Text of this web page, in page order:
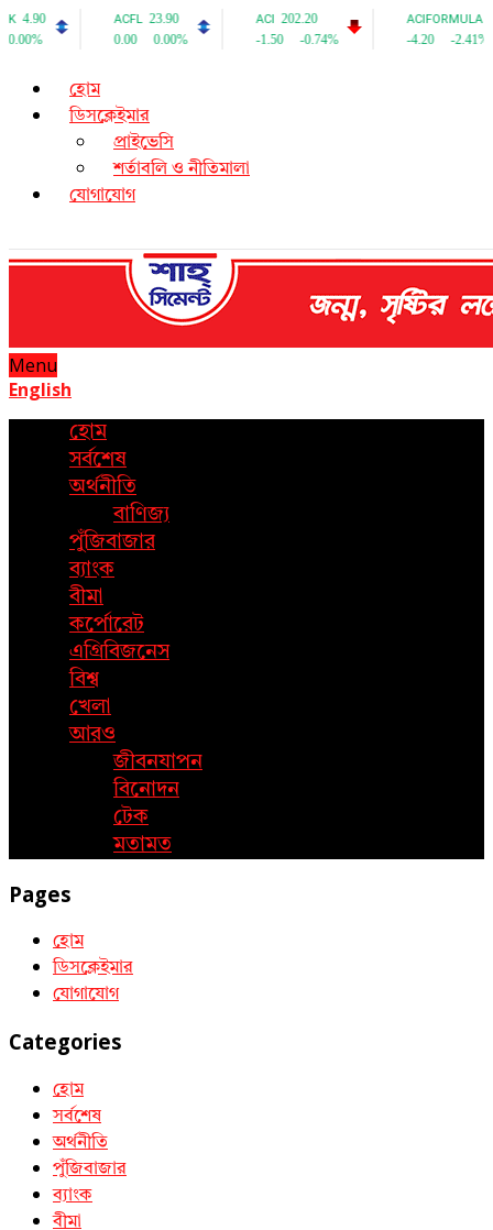
হোম
ডিসক্লেইমার
প্রাইভেসি
শর্তাবলি ও নীতিমালা
যোগাযোগ
Menu
English
হোম
সর্বশেষ
অর্থনীতি
বাণিজ্য
পুঁজিবাজার
ব্যাংক
বীমা
কর্পোরেট
এগ্রিবিজনেস
বিশ্ব
খেলা
আরও
জীবনযাপন
বিনোদন
টেক
মতামত
Pages
হোম
ডিসক্লেইমার
যোগাযোগ
Categories
হোম
সর্বশেষ
অর্থনীতি
পুঁজিবাজার
ব্যাংক
বীমা